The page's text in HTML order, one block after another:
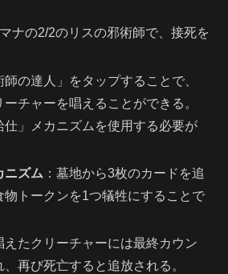
マナの2/2のリスの邪術師で、接死を
師の達人」をタップすることで、
チャーを唱えることができる。
仕」メカニズムを使用する必要が
ニズム ：墓地から3枚のカードを追
物トークンを1つ犠牲にすることで
えたクリーチャーには最終カウン
、再び死亡すると追放される。